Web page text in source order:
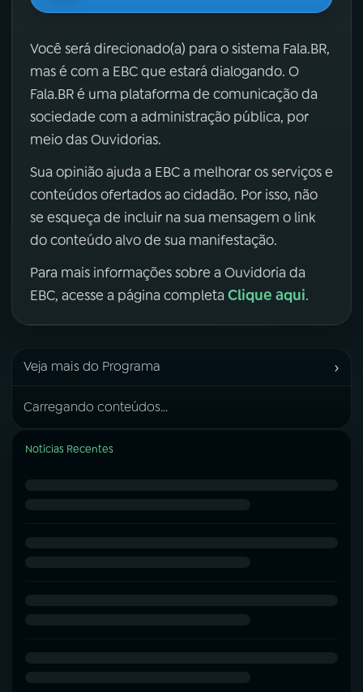
Você será direcionado(a) para o sistema Fala.BR,
mas é com a EBC que estará dialogando. O
Fala.BR é uma plataforma de comunicação da
sociedade com a administração pública, por
meio das Ouvidorias.
Sua opinião ajuda a EBC a melhorar os serviços e
conteúdos ofertados ao cidadão. Por isso, não
se esqueça de incluir na sua mensagem o link
do conteúdo alvo de sua manifestação.
Para mais informações sobre a Ouvidoria da
EBC, acesse a página completa Clique aqui.
Veja mais do Programa ›
Carregando conteúdos...
Notícias Recentes